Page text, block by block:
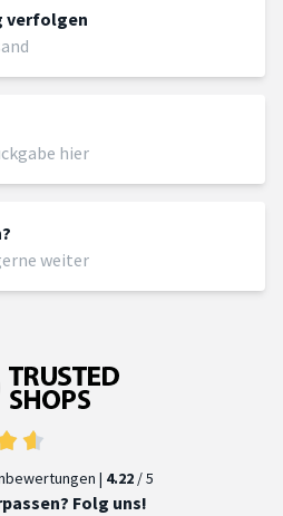
verfolgen
hier
weiter
| 4.22 / 5
Folg uns!